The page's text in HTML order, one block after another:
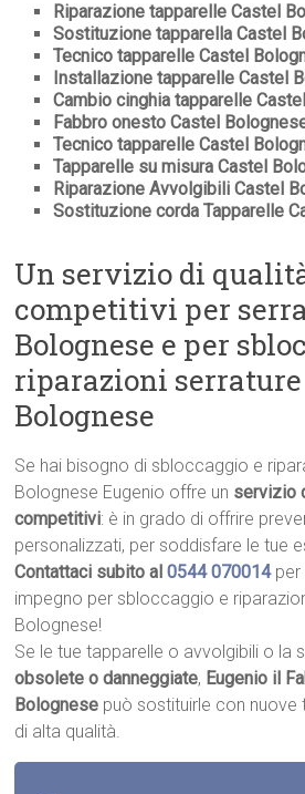
Riparazione tapparelle Castel
Sostituzione tapparella Castel
Tecnico tapparelle Castel
Installazione tapparelle Castel
Cambio cinghia tapparelle
Fabbro onesto Castel
Tecnico tapparelle Castel
Tapparelle su misura Castel
Riparazione Avvolgibili Castel
Sostituzione corda Tapparelle
Un servizio di
competitivi per
Bolognese e per
riparazioni serrature
Bolognese
Se hai bisogno di sbloccaggio e
Bolognese Eugenio offre un servizio
competitivi: è in grado di offrire
personalizzati, per soddisfare le tue
Contattaci subito al0544 070014 per
impegno per sbloccaggio e
Bolognese!
Se le tue tapparelle o avvolgibili o la
obsolete o danneggiate, Eugenio il
Bolognese può sostituirle con nuove
di alta qualità.